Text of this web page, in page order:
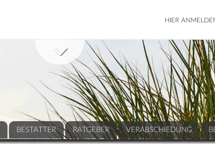
HIER
BESTATTER RATGEBER VERABSCHIEDUNG